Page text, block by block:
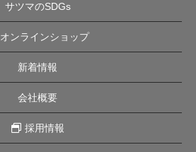
サツマのSDGs
オンラインショップ
新着情報
会社概要
採用情報